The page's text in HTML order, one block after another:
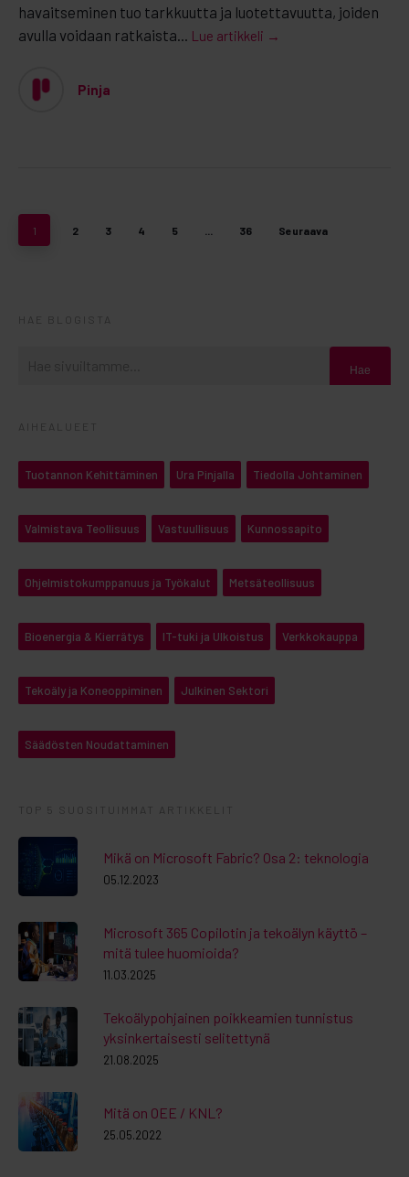
havaitseminen tuo tarkkuutta ja luotettavuutta, joiden
avulla voidaan ratkaista... Lue artikkeli →
Pinja
1 2 3 4 5 36 Seuraava
HAE BLOGISTA
Hae
AIHEALUEET
Tuotannon Kehittäminen Ura Pinjalla Tiedolla Johtaminen
Valmistava Teollisuus Vastuullisuus Kunnossapito
Ohjelmistokumppanuus ja Työkalut Metsäteollisuus
Bioenergia & Kierrätys IT-tuki ja Ulkoistus Verkkokauppa
Tekoäly ja Koneoppiminen Julkinen Sektori
Säädösten Noudattaminen
TOP 5 SUOSITUIMMAT ARTIKKELIT
Mikä on Microsoft Fabric? Osa 2: teknologia
05.12.2023
Microsoft 365 Copilotin ja tekoälyn käyttö –
mitä tulee huomioida?
11.03.2025
Tekoälypohjainen poikkeamien tunnistus
yksinkertaisesti selitettynä
21.08.2025
Mitä on OEE / KNL?
25.05.2022